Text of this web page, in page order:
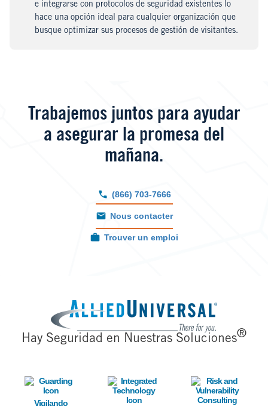
e integrarse con protocolos de seguridad existentes lo
hace una opción ideal para cualquier organización que
busque optimizar sus procesos de gestión de visitantes.
Trabajemos juntos para ayudar
a asegurar la promesa del
mañana.
(866) 703-7666
Nous contacter
Trouver un emploi
Image
Hay Seguridad en Nuestras Soluciones®
Image
Vigilando
Image Image